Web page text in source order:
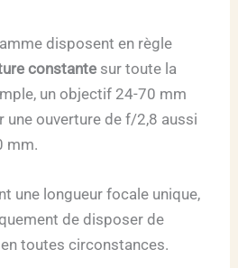
disposent en règle
constante sur toute la
un objectif 24-70 mm
une ouverture de f/2,8 aussi
mm.
une longueur focale unique,
de disposer de
toutes circonstances.